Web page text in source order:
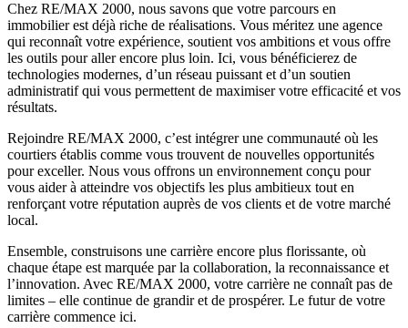
Chez RE/MAX 2000, nous savons que votre parcours en
immobilier est déjà riche de réalisations. Vous méritez une agence
qui reconnaît votre expérience, soutient vos ambitions et vous offre
les outils pour aller encore plus loin. Ici, vous bénéficierez de
technologies modernes, d’un réseau puissant et d’un soutien
administratif qui vous permettent de maximiser votre efficacité et vos
résultats.
Rejoindre RE/MAX 2000, c’est intégrer une communauté où les
courtiers établis comme vous trouvent de nouvelles opportunités
pour exceller. Nous vous offrons un environnement conçu pour
vous aider à atteindre vos objectifs les plus ambitieux tout en
renforçant votre réputation auprès de vos clients et de votre marché
local.
Ensemble, construisons une carrière encore plus florissante, où
chaque étape est marquée par la collaboration, la reconnaissance et
l’innovation. Avec RE/MAX 2000, votre carrière ne connaît pas de
limites – elle continue de grandir et de prospérer. Le futur de votre
carrière commence ici.